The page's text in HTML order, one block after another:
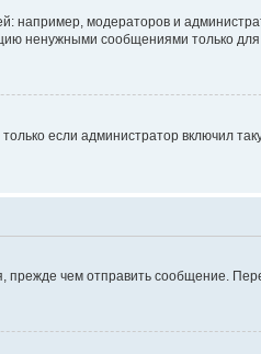
например, модераторов и
ненужными сообщениями только для
если администратор включил
чем отправить сообщение.